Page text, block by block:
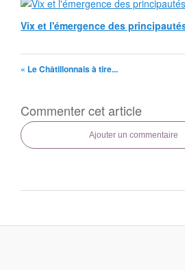
Vix et l'émergence des
« Le Châtillonnais à tire...
Commenter cet article
Ajouter un commentaire